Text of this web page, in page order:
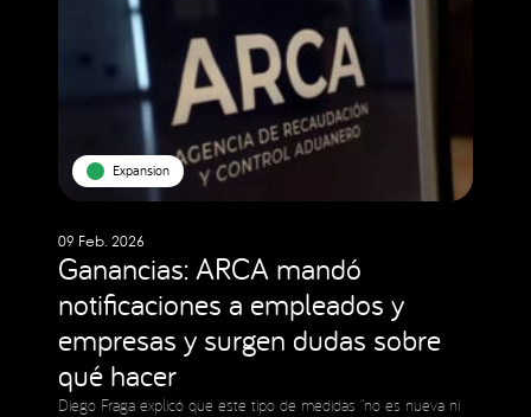
Expansion
09 Feb. 2026
Ganancias: ARCA mandó
notificaciones a empleados y
empresas y surgen dudas sobre
qué hacer
Diego Fraga explicó que este tipo de medidas “no es nueva ni